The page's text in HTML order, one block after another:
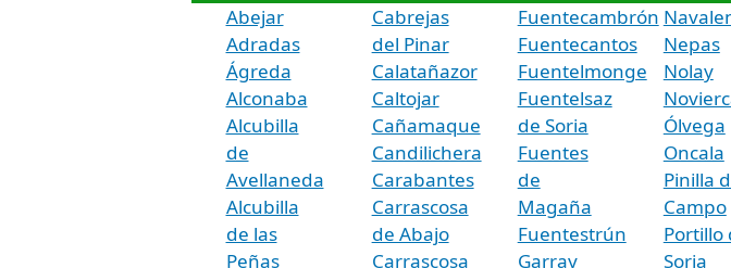
Abejar
Adradas
Ágreda
Alconaba
Alcubilla
de
Avellaneda
Alcubilla
de las
Peñas
Cabrejas
del Pinar
Calatañazor
Caltojar
Cañamaque
Candilichera
Carabantes
Carrascosa
de Abajo
Carrascosa
Fuentecambrón
Fuentecantos
Fuentelmonge
Fuentelsaz
de Soria
Fuentes
de
Magaña
Fuentestrún
Garray
Nepas
Nolay
Ólvega
Oncala
Pinilla
Campo
Portillo
Soria